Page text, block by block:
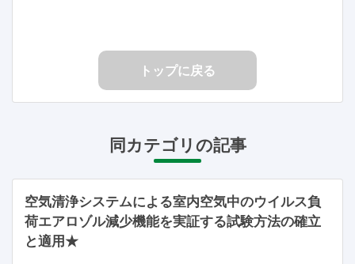
トップに戻る
同カテゴリの記事
空気清浄システムによる室内空気中のウイルス負
荷エアロゾル減少機能を実証する試験方法の確立
と適用★